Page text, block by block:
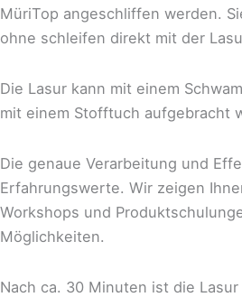
MüriTop angeschliffen werden.
ohne schleifen direkt mit der
Die Lasur kann mit einem
mit einem Stofftuch aufgebracht
Die genaue Verarbeitung und
Erfahrungswerte. Wir zeigen
Workshops und
Möglichkeiten.
Nach ca. 30 Minuten ist die